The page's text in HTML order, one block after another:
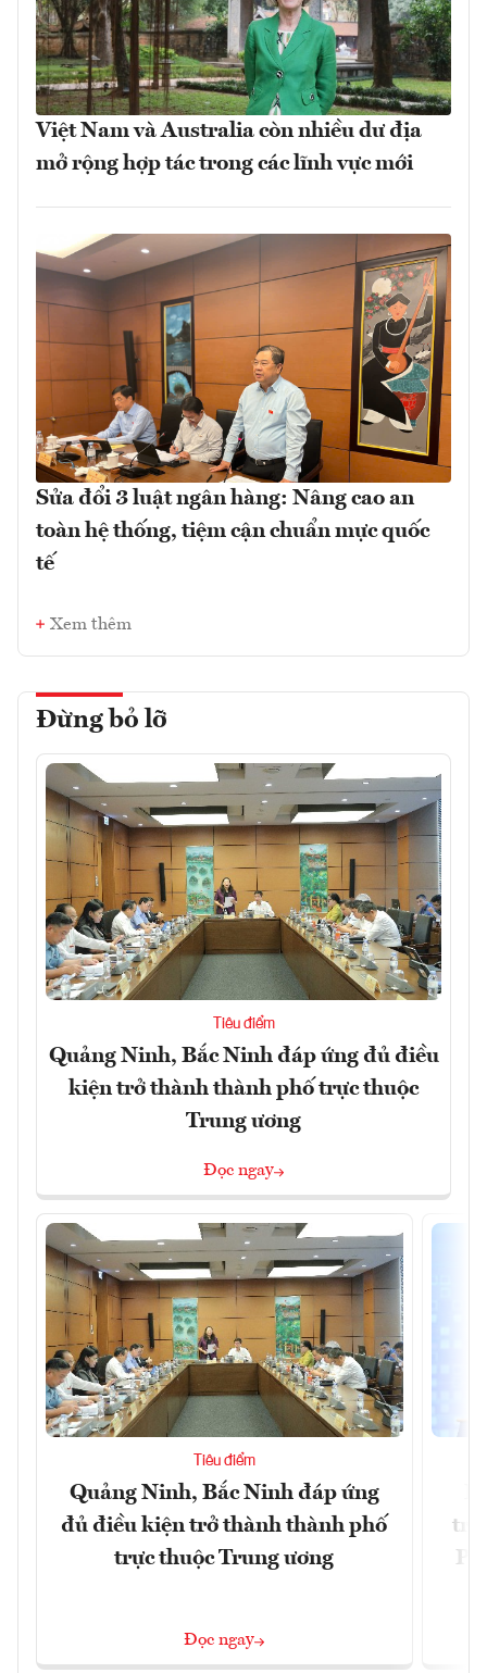
Việt Nam và Australia còn nhiều dư địa
mở rộng hợp tác trong các lĩnh vực mới
Sửa đổi 3 luật ngân hàng: Nâng cao an
toàn hệ thống, tiệm cận chuẩn mực quốc
tế
Xem thêm
Đừng bỏ lỡ
Tiêu điểm
Quảng Ninh, Bắc Ninh đáp ứng đủ điều
kiện trở thành thành phố trực thuộc
Trung ương
Đọc ngay
Tiêu điểm
Quảng Ninh, Bắc Ninh đáp ứng
đủ điều kiện trở thành thành phố
trực thuộc Trung ương
Đọc ngay